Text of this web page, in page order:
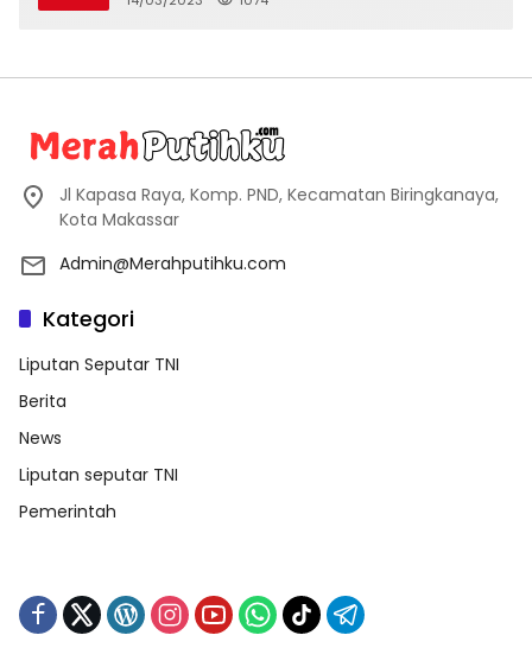
Jl Kapasa Raya, Komp. PND, Kecamatan Biringkanaya,
Kota Makassar
Admin@Merahputihku.com
Kategori
Liputan Seputar TNI
Berita
News
Liputan seputar TNI
Pemerintah